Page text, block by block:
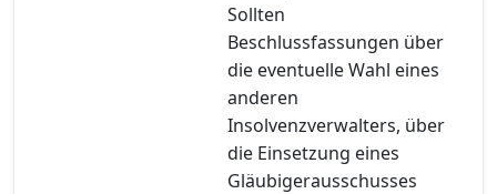
Sollten
Beschlussfassungen über
die eventuelle Wahl eines
anderen
Insolvenzverwalters, über
die Einsetzung eines
Gläubigerausschusses